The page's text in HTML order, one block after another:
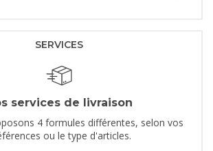
SERVICES
services de livraison
4 formules différentes, selon vos
ou le type d'articles.